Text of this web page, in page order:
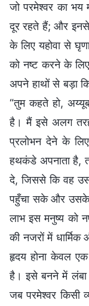
जो परमेश्वर का भय
दूर रहते हैं; और
के लिए यहोवा से
को नष्ट करने के
अपने हाथों से बड़ा
“तुम कहते हो,
है। मैं इसे अलग
प्रलोभन देने के
हथकंडे अपनाता है,
दे, जिससे कि वह
पहुँचा सके और उसके
लाभ इस मनुष्य को
की नजरों में
हृदय होना केवल एक
है। इसे बनने में लंबा
जब परमेश्वर किसी